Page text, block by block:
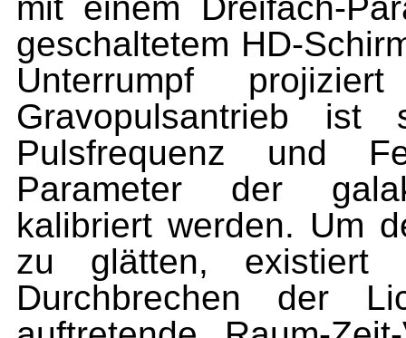
geschaltetem HD-
Unterrumpf
Gravopulsantrieb
Pulsfrequenz und
Parameter der
kalibriert werden. Um
zu glätten, existiert
Durchbrechen der